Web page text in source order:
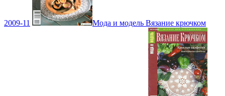
2009-11 Мода и модель Вязание крючком